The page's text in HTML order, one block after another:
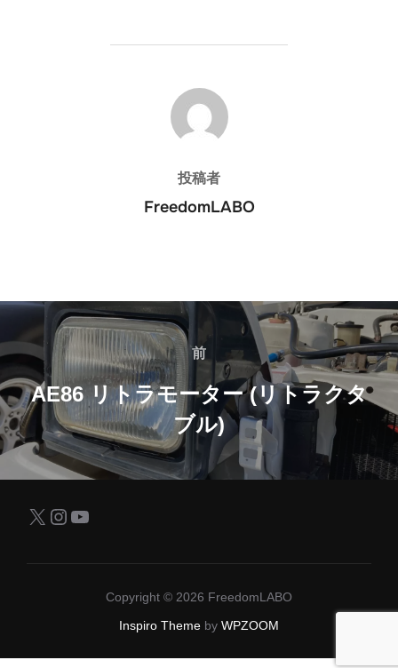
投稿者
投稿者
FreedomLABO
投
稿
ナ
ビ
前
前
AE86 リトラモーター (リトラクタ
ブル)
X Instagram
YouTube
Copyright © 2026 FreedomLABO
Inspiro Theme by WPZOOM